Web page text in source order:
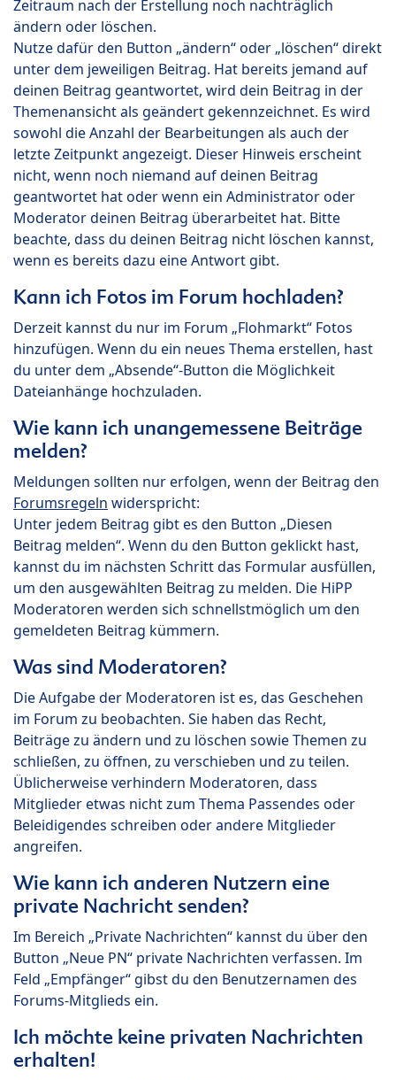
Zeitraum nach der Erstellung noch nachträglich
ändern oder löschen.
Nutze dafür den Button „ändern“ oder „löschen“ direkt
unter dem jeweiligen Beitrag. Hat bereits jemand auf
deinen Beitrag geantwortet, wird dein Beitrag in der
Themenansicht als geändert gekennzeichnet. Es wird
sowohl die Anzahl der Bearbeitungen als auch der
letzte Zeitpunkt angezeigt. Dieser Hinweis erscheint
nicht, wenn noch niemand auf deinen Beitrag
geantwortet hat oder wenn ein Administrator oder
Moderator deinen Beitrag überarbeitet hat. Bitte
beachte, dass du deinen Beitrag nicht löschen kannst,
wenn es bereits dazu eine Antwort gibt.
Kann ich Fotos im Forum hochladen?
Derzeit kannst du nur im Forum „Flohmarkt“ Fotos
hinzufügen. Wenn du ein neues Thema erstellen, hast
du unter dem „Absende“-Button die Möglichkeit
Dateianhänge hochzuladen.
Wie kann ich unangemessene Beiträge
melden?
Meldungen sollten nur erfolgen, wenn der Beitrag den
Forumsregeln widerspricht:
Unter jedem Beitrag gibt es den Button „Diesen
Beitrag melden“. Wenn du den Button geklickt hast,
kannst du im nächsten Schritt das Formular ausfüllen,
um den ausgewählten Beitrag zu melden. Die HiPP
Moderatoren werden sich schnellstmöglich um den
gemeldeten Beitrag kümmern.
Was sind Moderatoren?
Die Aufgabe der Moderatoren ist es, das Geschehen
im Forum zu beobachten. Sie haben das Recht,
Beiträge zu ändern und zu löschen sowie Themen zu
schließen, zu öffnen, zu verschieben und zu teilen.
Üblicherweise verhindern Moderatoren, dass
Mitglieder etwas nicht zum Thema Passendes oder
Beleidigendes schreiben oder andere Mitglieder
angreifen.
Wie kann ich anderen Nutzern eine
private Nachricht senden?
Im Bereich „Private Nachrichten“ kannst du über den
Button „Neue PN“ private Nachrichten verfassen. Im
Feld „Empfänger“ gibst du den Benutzernamen des
Forums-Mitglieds ein.
Ich möchte keine privaten Nachrichten
erhalten!